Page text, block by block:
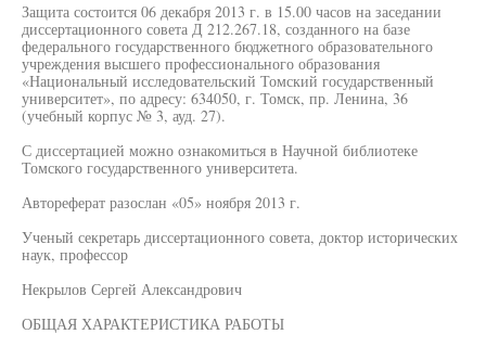
Защита состоится 06 декабря 2013 г. в 15.00 часов на заседании
диссертационного совета Д 212.267.18, созданного на базе
федерального государственного бюджетного образовательного
учреждения высшего профессионального образования
«Национальный исследовательский Томский государственный
университет», по адресу: 634050, г. Томск, пр. Ленина, 36
(учебный корпус № 3, ауд. 27).
С диссертацией можно ознакомиться в Научной библиотеке
Томского государственного университета.
Автореферат разослан «05» ноября 2013 г.
Ученый секретарь диссертационного совета, доктор исторических
наук, профессор
Некрылов Сергей Александрович
ОБЩАЯ ХАРАКТЕРИСТИКА РАБОТЫ